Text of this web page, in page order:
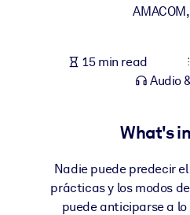
For Corporate Libraries
knowledge.
AMACOM
15 min read
Audio
What's
Nadie puede predecir
prácticas y los modos
puede anticiparse a lo